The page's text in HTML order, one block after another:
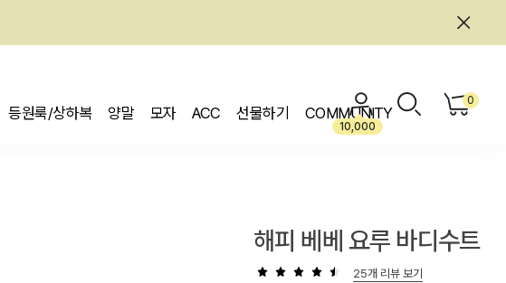
등원룩/상하복 양말 모자 ACC 선물하기 COMMUNITY
10,000
0
해피 베베 요루 바디수트
25개 리뷰 보기